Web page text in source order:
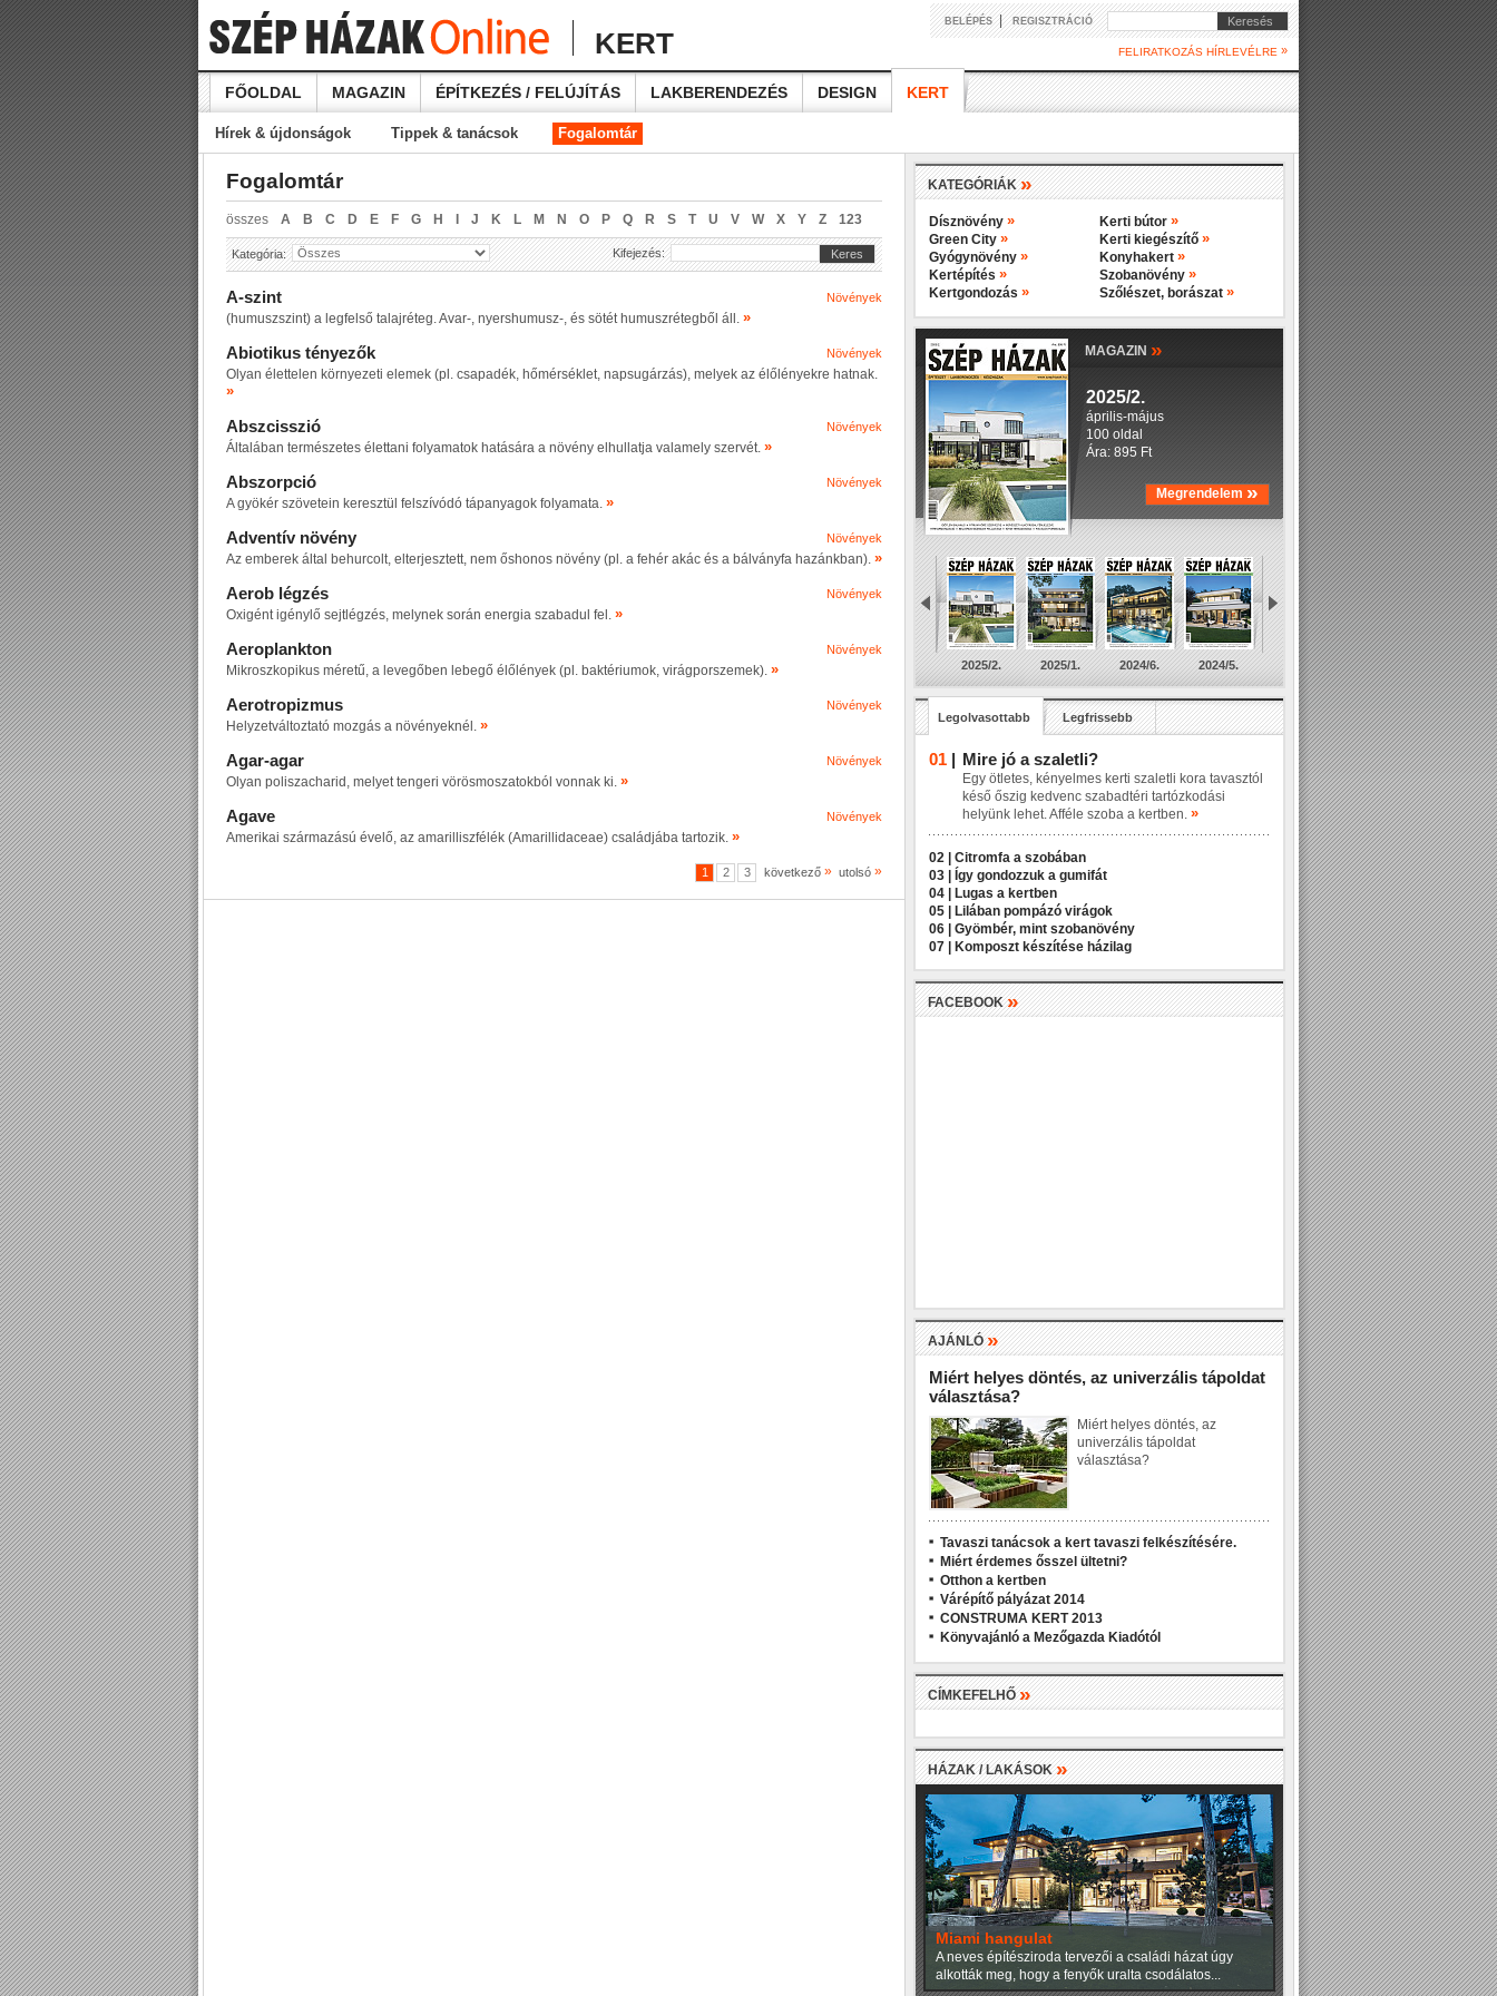
KERT
BELÉPÉS| REGISZTRÁCIÓ Keresés
FELIRATKOZÁS HÍRLEVÉLRE »
FŐOLDAL MAGAZIN ÉPÍTKEZÉS / FELÚJÍTÁS LAKBERENDEZÉS DESIGN KERT
Hírek & újdonságok Tippek & tanácsok Fogalomtár
Fogalomtár
összes A B C D E F G H J K L M N O P Q R S T U V W X Y Z 123
Kategória: Kifejezés: Keres
Növények
A-szint
(humuszszint) a legfelső talajréteg. Avar-, nyershumusz-, és sötét humuszrétegből áll. »
Növények
Abiotikus tényezők
Olyan élettelen környezeti elemek (pl. csapadék, hőmérséklet, napsugárzás), melyek az élőlényekre hatnak.
»
Növények
Abszcisszió
Általában természetes élettani folyamatok hatására a növény elhullatja valamely szervét. »
Növények
Abszorpció
A gyökér szövetein keresztül felszívódó tápanyagok folyamata. »
Növények
Adventív növény
Az emberek által behurcolt, elterjesztett, nem őshonos növény (pl. a fehér akác és a bálványfa hazánkban). »
Növények
Aerob légzés
Oxigént igénylő sejtlégzés, melynek során energia szabadul fel. »
Növények
Aeroplankton
Mikroszkopikus méretű, a levegőben lebegő élőlények (pl. baktériumok, virágporszemek). »
Növények
Aerotropizmus
Helyzetváltoztató mozgás a növényeknél. »
Növények
Agar-agar
Olyan poliszacharid, melyet tengeri vörösmoszatokból vonnak ki. »
Növények
Agave
Amerikai származású évelő, az amarilliszfélék (Amarillidaceae) családjába tartozik. »
1 2 3 következő » utolsó »
KATEGÓRIÁK»
Dísznövény »
Green City »
Gyógynövény »
Kertépítés »
Kertgondozás »
Kerti bútor »
Kerti kiegészítő »
Konyhakert »
Szobanövény »
Szőlészet, borászat »
MAGAZIN »
2025/2.
április-május
100 oldal
Ára: 895 Ft
Megrendelem »
2025/2. 2025/1. 2024/6. 2024/5.
Legolvasottabb Legfrissebb
01 | Mire jó a szaletli?
Egy ötletes, kényelmes kerti szaletli kora tavasztól
késő őszig kedvenc szabadtéri tartózkodási
helyünk lehet. Afféle szoba a kertben. »
02 |
Citromfa a szobában
03 |
Így gondozzuk a gumifát
04 |
Lugas a kertben
05 |
Lilában pompázó virágok
06 |
Gyömbér, mint szobanövény
07 |
Komposzt készítése házilag
FACEBOOK»
AJÁNLÓ»
Miért helyes döntés, az univerzális tápoldat
választása?
Miért helyes döntés, az
univerzális tápoldat
választása?
Tavaszi tanácsok a kert tavaszi felkészítésére.
Miért érdemes ősszel ültetni?
Otthon a kertben
Várépítő pályázat 2014
CONSTRUMA KERT 2013
Könyvajánló a Mezőgazda Kiadótól
CÍMKEFELHŐ»
HÁZAK / LAKÁSOK »
Miami hangulat
A neves építésziroda tervezői a családi házat úgy
alkották meg, hogy a fenyők uralta csodálatos...